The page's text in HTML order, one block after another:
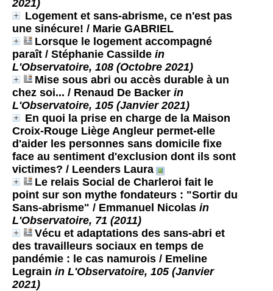
2021)
Logement et sans-abrisme, ce n'est pas
une sinécure! / Marie GABRIEL
Lorsque le logement accompagné
paraît / Stéphanie Cassilde in
L'Observatoire, 108 (Octobre 2021)
Mise sous abri ou accès durable à un
chez soi... / Renaud De Backer in
L'Observatoire, 105 (Janvier 2021)
En quoi la prise en charge de la Maison
Croix-Rouge Liège Angleur permet-elle
d'aider les personnes sans domicile fixe
face au sentiment d'exclusion dont ils sont
victimes? / Leenders Laura
Le relais Social de Charleroi fait le
point sur son mythe fondateurs : "Sortir du
Sans-abrisme" / Emmanuel Nicolas in
L'Observatoire, 71 (2011)
Vécu et adaptations des sans-abri et
des travailleurs sociaux en temps de
pandémie : le cas namurois / Emeline
Legrain in L'Observatoire, 105 (Janvier
2021)